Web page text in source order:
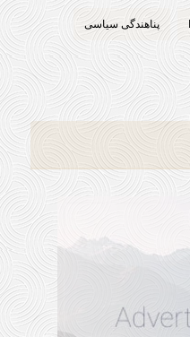
پناهندگی سیاسی